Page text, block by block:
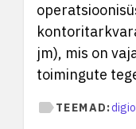
jm), mis on
toimingute
TEEMAD: